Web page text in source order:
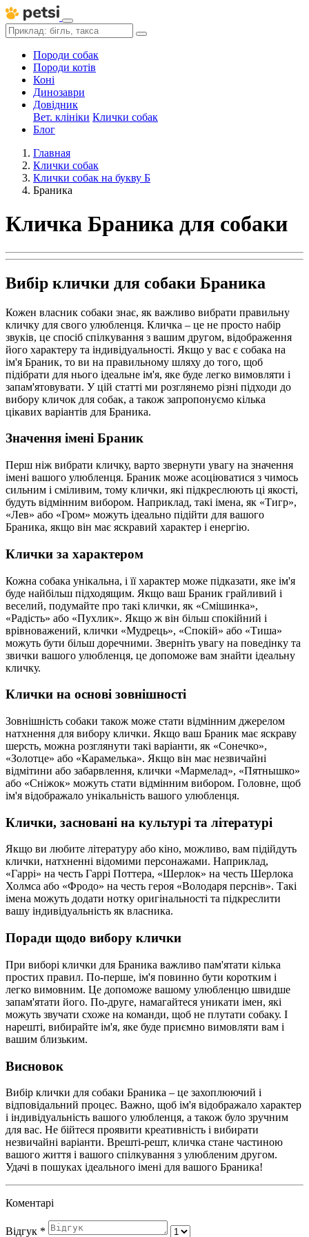
Породи собак
Породи котів
Коні
Динозаври
Довідник
Вет. клініки Клички собак
Блог
Главная
Клички собак
Клички собак на букву Б
Браника
Кличка Браника для собаки
Вибір клички для собаки Браника
Кожен власник собаки знає, як важливо вибрати правильну
кличку для свого улюбленця. Кличка – це не просто набір
звуків, це спосіб спілкування з вашим другом, відображення
його характеру та індивідуальності. Якщо у вас є собака на
ім'я Браник, то ви на правильному шляху до того, щоб
підібрати для нього ідеальне ім'я, яке буде легко вимовляти і
запам'ятовувати. У цій статті ми розглянемо різні підходи до
вибору кличок для собак, а також запропонуємо кілька
цікавих варіантів для Браника.
Значення імені Браник
Перш ніж вибрати кличку, варто звернути увагу на значення
імені вашого улюбленця. Браник може асоціюватися з чимось
сильним і сміливим, тому клички, які підкреслюють ці якості,
будуть відмінним вибором. Наприклад, такі імена, як «Тигр»,
«Лев» або «Гром» можуть ідеально підійти для вашого
Браника, якщо він має яскравий характер і енергію.
Клички за характером
Кожна собака унікальна, і її характер може підказати, яке ім'я
буде найбільш підходящим. Якщо ваш Браник грайливий і
веселий, подумайте про такі клички, як «Смішинка»,
«Радість» або «Пухлик». Якщо ж він більш спокійний і
врівноважений, клички «Мудрець», «Спокій» або «Тиша»
можуть бути більш доречними. Зверніть увагу на поведінку та
звички вашого улюбленця, це допоможе вам знайти ідеальну
кличку.
Клички на основі зовнішності
Зовнішність собаки також може стати відмінним джерелом
натхнення для вибору клички. Якщо ваш Браник має яскраву
шерсть, можна розглянути такі варіанти, як «Сонечко»,
«Золотце» або «Карамелька». Якщо він має незвичайні
відмітини або забарвлення, клички «Мармелад», «Пятнышко»
або «Сніжок» можуть стати відмінним вибором. Головне, щоб
ім'я відображало унікальність вашого улюбленця.
Клички, засновані на культурі та літературі
Якщо ви любите літературу або кіно, можливо, вам підійдуть
клички, натхненні відомими персонажами. Наприклад,
«Гаррі» на честь Гаррі Поттера, «Шерлок» на честь Шерлока
Холмса або «Фродо» на честь героя «Володаря перснів». Такі
імена можуть додати нотку оригінальності та підкреслити
вашу індивідуальність як власника.
Поради щодо вибору клички
При виборі клички для Браника важливо пам'ятати кілька
простих правил. По-перше, ім'я повинно бути коротким і
легко вимовним. Це допоможе вашому улюбленцю швидше
запам'ятати його. По-друге, намагайтеся уникати імен, які
можуть звучати схоже на команди, щоб не плутати собаку. І
нарешті, вибирайте ім'я, яке буде приємно вимовляти вам і
вашим близьким.
Висновок
Вибір клички для собаки Браника – це захоплюючий і
відповідальний процес. Важно, щоб ім'я відображало характер
і індивідуальність вашого улюбленця, а також було зручним
для вас. Не бійтеся проявити креативність і вибирати
незвичайні варіанти. Врешті-решт, кличка стане частиною
вашого життя і вашого спілкування з улюбленим другом.
Удачі в пошуках ідеального імені для вашого Браника!
Коментарі
Відгук *